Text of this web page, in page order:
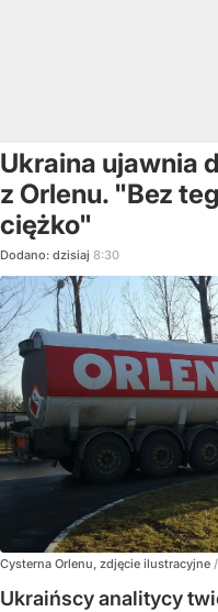
Ukraina ujawnia
z Orlenu. "Bez
ciężko"
Dodano: dzisiaj 8:30
Cysterna Orlenu, zdjęcie ilustracyjne
Ukraińscy analitycy